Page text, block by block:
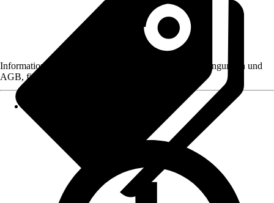
Informationen des Verkäufers, wie z. B. Rückgabebedingungen und
AGB, finden Sie bei Klick auf den Verkäufernamen.